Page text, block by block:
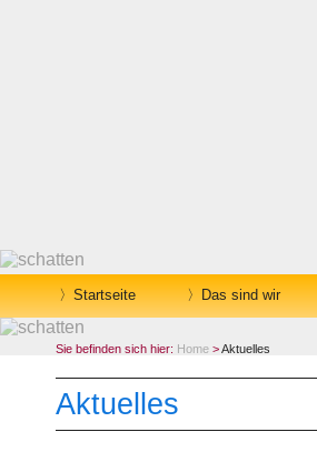
Startseite Das sind wir
Sie befinden sich hier: Home >Aktuelles
Aktuelles